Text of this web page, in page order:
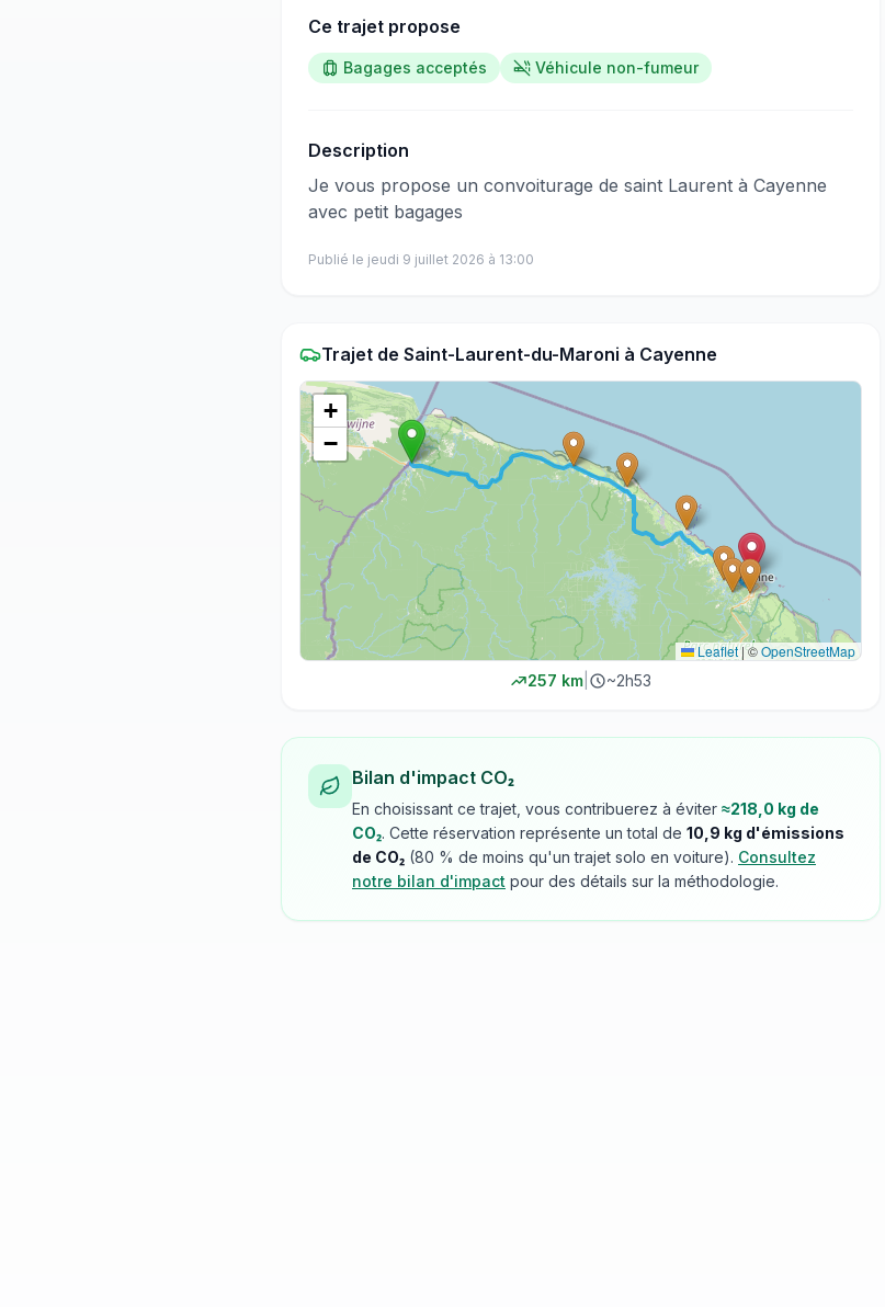
Ce trajet propose
Bagages acceptés Véhicule non-fumeur
Description
​‌​‍​‌‌​​​‌‌​‌‌​‌‌​‌​‌‌‌​​‌​​‌‌​​‌​​​‌‌‌​​​​​​‌‌​​​​​‌‌‌‌​​​​​‌‌‌​​‌​‌‌‌​​‌‌​​‌‌​​​​​​‌‌​​​​​​‌‌​​‌​​​‌‌‌​​​​‌‌​‌‌​​​​‌‌​‌​​​​‌‌​​​​​​‌‌​‌​​​‌‌​‌​​‌​‌‌​‌​‌​​‌‌​​‌​‌​‌‌​​‌​​​‌‌​​‌‌‌​‌‌‌‌​​‌​​‌‌‌​​‌​​‌‌​​​​‍Je vous propose un convoiturage de saint Laurent à Cayenne
avec petit bagages
Publié le jeudi 9 juillet 2026 à 13:00
Trajet de Saint-Laurent-du-Maroni à Cayenne
+
−
Leaflet|©OpenStreetMap
257 km| ~2h53
Bilan d'impact CO₂
En choisissant ce trajet, vous contribuerez à éviter ≈218,0 kg de
CO₂. Cette réservation représente un total de 10,9 kg d'émissions
de CO₂ (80 % de moins qu'un trajet solo en voiture). Consultez
notre bilan d'impact pour des détails sur la méthodologie.